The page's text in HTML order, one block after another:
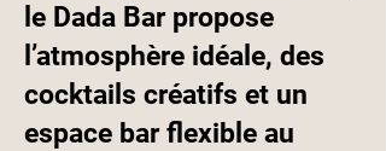
le Dada Bar propose
l’atmosphère idéale, des
cocktails créatifs et un
espace bar flexible au